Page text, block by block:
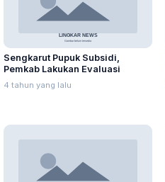
Sengkarut Pupuk Subsidi,
Pemkab Lakukan Evaluasi
4 tahun yang lalu